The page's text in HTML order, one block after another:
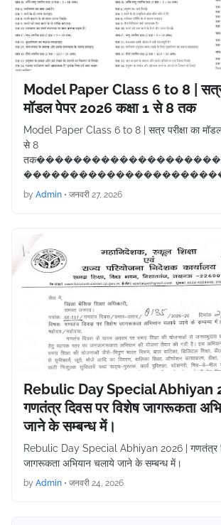
Model Paper Class 6 to 8 | सत्र
मॉडल पेपर 2026 कक्षा 1 से 8 तक
Model Paper Class 6 to 8 | सत्र परीक्षा का
से 8
by Admin • जनवरी 27, 2026
Rebulic Day Special Abhiyan
गणतंत्र दिवस पर विशेष जागरूकता
जाने के सम्बन्ध में।
Rebulic Day Special Abhiyan 2026 | गणतंत्र
जागरूकता अभियान चलाये जाने के सम्बन्ध में।
by Admin • जनवरी 24, 2026